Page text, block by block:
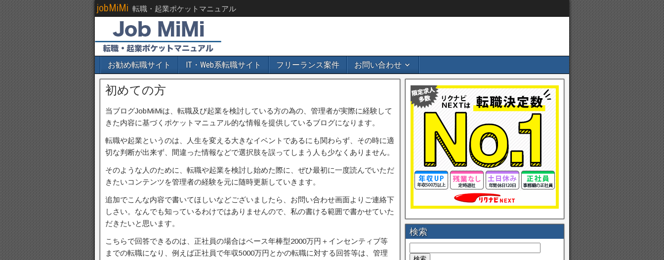
jobMiMi 転職・起業ポケットマニュアル
お勧め転職サイト IT・Web系転職サイト フリーランス案件 お問い合わせ
初めての方
当ブログJobMiMiは、転職及び起業を検討している方の為の、管理者が実際に経験して
きた内容に基づくポケットマニュアル的な情報を提供しているブログになります。
転職や起業というのは、人生を変える大きなイベントであるにも関わらず、その時に適
切な判断が出来ず、間違った情報などで選択肢を誤ってしまう人も少なくありません。
そのような人のために、転職や起業を検討し始めた際に、ぜひ最初に一度読んでいただ
きたいコンテンツを管理者の経験を元に随時更新していきます。
追加でこんな内容で書いてほしいなどございましたら、お問い合わせ画面よりご連絡下
しさい。なんでも知っているわけではありませんので、私の書ける範囲で書かせていた
だきたいと思います。
こちらで回答できるのは、正社員の場合はベース年棒型2000万円＋インセンティブ等
までの転職になり、例えば正社員で年収5000万円とかの転職に対する回答等は、管理
検索